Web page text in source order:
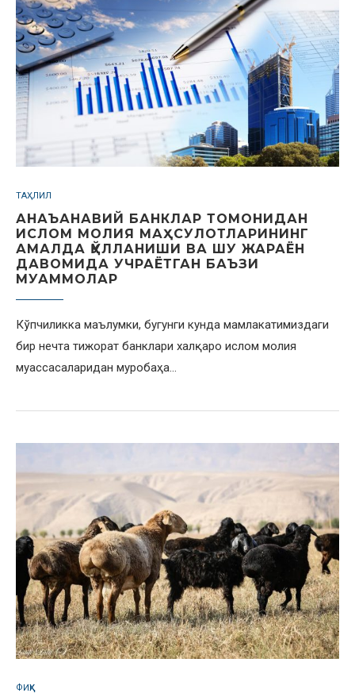
ТАҲЛИЛ
АНАЪАНАВИЙ БАНКЛАР ТОМОНИДАН
ИСЛОМ МОЛИЯ МАҲСУЛОТЛАРИНИНГ
АМАЛДА ҚЎЛЛАНИШИ ВА ШУ ЖАРАЁН
ДАВОМИДА УЧРАЁТГАН БАЪЗИ
МУАММОЛАР
Кўпчиликка маълумки, бугунги кунда мамлакатимиздаги
бир нечта тижорат банклари халқаро ислом молия
муассасаларидан муробаҳа…
ФИҚҲ